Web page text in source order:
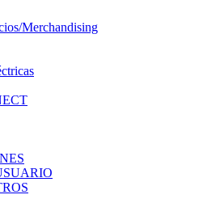
Merchandising